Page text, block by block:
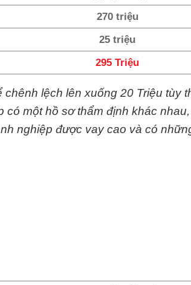
270 triệu
25 triệu
295 Triệu
lệch lên xuống 20 Triệu tùy
một hồ sơ thẩm định khác
nghiệp được vay cao và có